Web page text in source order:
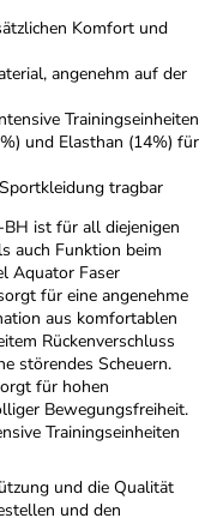
Komfort und
angenehm auf der
Trainingseinheiten
und Elasthan (14%) für
tragbar
ist für all diejenigen
auch Funktion beim
Aquator Faser
für eine angenehme
aus komfortablen
Rückenverschluss
störendes Scheuern.
für hohen
Bewegungsfreiheit.
Trainingseinheiten
und die Qualität
und den